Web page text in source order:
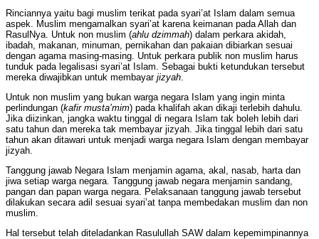
Rinciannya yaitu bagi muslim terikat pada syari’at Islam dalam semua
aspek. Muslim mengamalkan syari’at karena keimanan pada Allah dan
RasulNya. Untuk non muslim (ahlu dzimmah) dalam perkara akidah,
ibadah, makanan, minuman, pernikahan dan pakaian dibiarkan sesuai
dengan agama masing-masing. Untuk perkara publik non muslim harus
tunduk pada legalisasi syari’at Islam. Sebagai bukti ketundukan tersebut
mereka diwajibkan untuk membayar jizyah.
Untuk non muslim yang bukan warga negara Islam yang ingin minta
perlindungan (kafir musta’mim) pada khalifah akan dikaji terlebih dahulu.
Jika diizinkan, jangka waktu tinggal di negara Islam tak boleh lebih dari
satu tahun dan mereka tak membayar jizyah. Jika tinggal lebih dari satu
tahun akan ditawari untuk menjadi warga negara Islam dengan membayar
jizyah.
Tanggung jawab Negara Islam menjamin agama, akal, nasab, harta dan
jiwa setiap warga negara. Tanggung jawab negara menjamin sandang,
pangan dan papan warga negara. Pelaksanaan tanggung jawab tersebut
dilakukan secara adil sesuai syari’at tanpa membedakan muslim dan non
muslim.
Hal tersebut telah diteladankan Rasulullah SAW dalam kepemimpinannya